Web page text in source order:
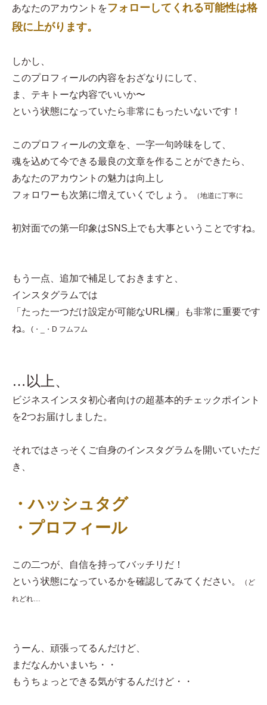
あなたのアカウントをフォローしてくれる可能性は格
段に上がります。
しかし、
このプロフィールの内容をおざなりにして、
ま、テキトーな内容でいいか〜
という状態になっていたら非常にもったいないです！
このプロフィールの文章を、一字一句吟味をして、
魂を込めて今できる最良の文章を作ることができたら、
あなたのアカウントの魅力は向上し
フォロワーも次第に増えていくでしょう。
（地道に丁寧に
初対面での第一印象はSNS上でも大事ということですね。
もう一点、追加で補足しておきますと、
インスタグラムでは
「たった一つだけ設定が可能なURL欄」も非常に重要です
ね。
(・_・D フムフム
…以上、
ビジネスインスタ初心者向けの超基本的チェックポイント
を2つお届けしました。
それではさっそくご自身のインスタグラムを開いていただ
き、
・ハッシュタグ
・プロフィール
この二つが、自信を持ってバッチリだ！
という状態になっているかを確認してみてください。
（ど
れどれ…
うーん、頑張ってるんだけど、
まだなんかいまいち・・
もうちょっとできる気がするんだけど・・